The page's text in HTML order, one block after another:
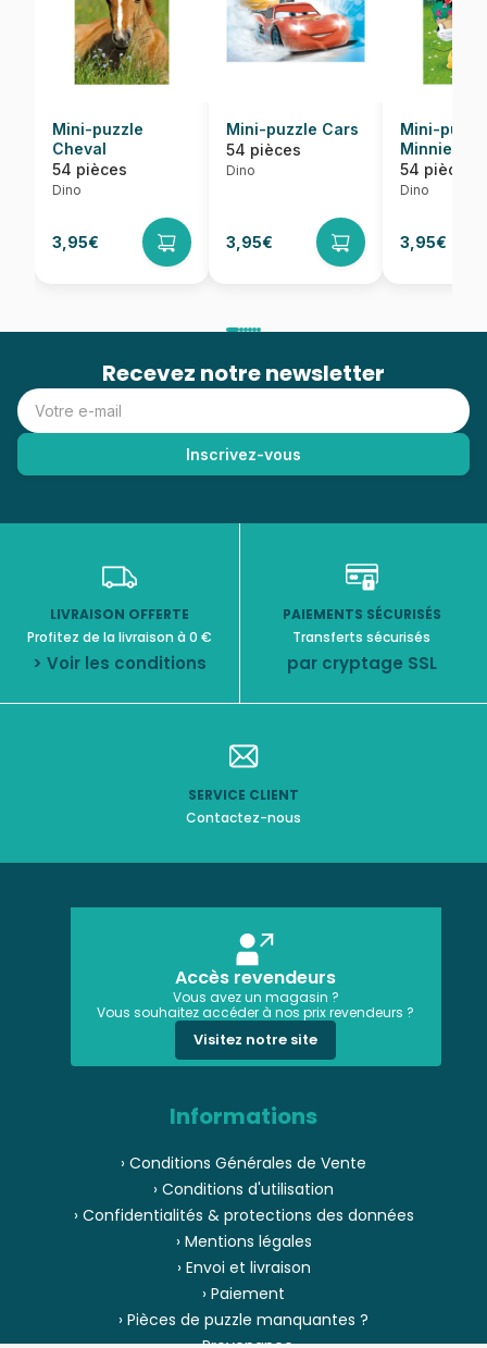
Mini-puzzle
Cheval
54 pièces
Dino
3,95€
Mini-puzzle Cars
54 pièces
Dino
3,95€
Mini-
Minnie
54 pièces
Dino
3,95€
Recevez notre newsletter
LIVRAISON OFFERTE
Profitez de la livraison à 0 €
> Voir les conditions
PAIEMENTS SÉCURISÉS
Transferts sécurisés
par cryptage SSL
SERVICE CLIENT
Contactez-nous
Accès revendeurs
Vous avez un magasin ?
Vous souhaitez accéder à nos prix revendeurs ?
Visitez notre site
Informations
› Conditions Générales de Vente
› Conditions d'utilisation
› Confidentialités & protections des données
› Mentions légales
› Envoi et livraison
› Paiement
› Pièces de puzzle manquantes ?